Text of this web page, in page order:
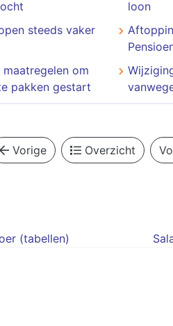
loon
steeds vaker
om
pakken gestart
Vorige Overzicht
(tabellen)